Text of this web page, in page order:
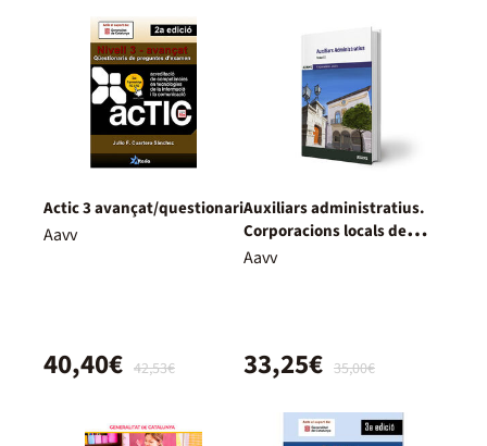
Actic 3 avançat/questionari
Aavv
42,53€
40,40€
Auxiliars administratius.
Corporacions locals de
Catalunya. Temari 2
Aavv
35,00€
33,25€